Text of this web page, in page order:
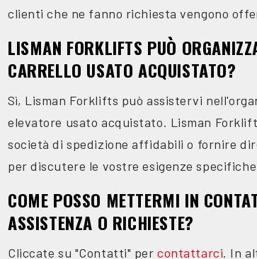
clienti che ne fanno richiesta vengono
LISMAN FORKLIFTS PUÒ
CARRELLO USATO ACQUISTATO?
Sì, Lisman Forklifts può assistervi
elevatore usato acquistato. Lisman
società di spedizione affidabili o fornire
per discutere le vostre esigenze
COME POSSO METTERMI IN
ASSISTENZA O RICHIESTE?
Cliccate su "Contatti" percontattarci. In